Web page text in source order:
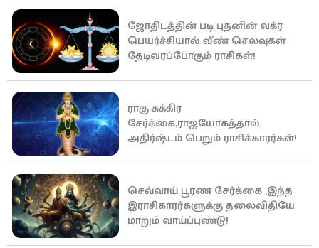
ஜோதிடத்தின் படி புதனின் வக்ர
பெயர்ச்சியால் வீண் செலவுகள்
தேடிவரப்போகும் ராசிகள்!
ராகு-சுக்கிர
சேர்க்கை,ராஜயோகத்தால்
அதிர்ஷ்டம் பெறும் ராசிக்காரர்கள்!
செவ்வாய் பூரண சேர்க்கை ,இந்த
இராசிகாரர்களுக்கு தலைவிதியே
மாறும் வாய்ப்புண்டு!